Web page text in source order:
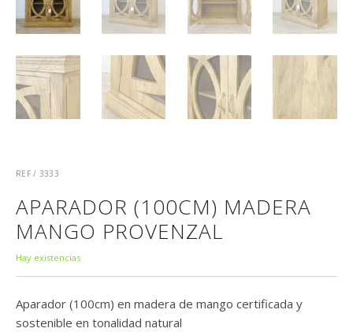
REF / 3333
APARADOR (100CM) MADERA
MANGO PROVENZAL
Hay existencias
Aparador (100cm) en madera de mango certificada y
sostenible en tonalidad natural